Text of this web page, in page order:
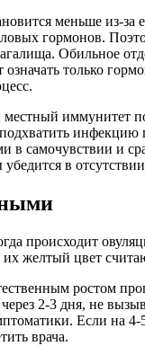
меньше из-за
гормонов.
Обильное
означать только
иммунитет
инфекцию
в самочувствии и
в
происходит
желтый цвет
ростом
2-3 дня, не
Если на 4-
врача.